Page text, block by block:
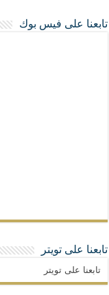
تابعنا على فيس بوك
تابعنا على تويتر
تابعنا على تويتر